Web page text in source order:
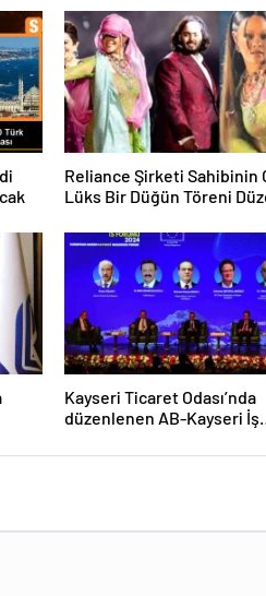
Reliance Şirketi Sahibinin
Lüks Bir Düğün Töreni
Kayseri Ticaret Odası’nda
düzenlenen AB-Kayseri İş
dijitalleşme vurgusu